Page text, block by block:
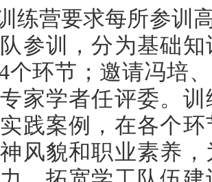
练营要求每所参训
参训，分为基础
个环节；邀请冯培
家学者任评委。
践案例，在各个
风貌和职业素养